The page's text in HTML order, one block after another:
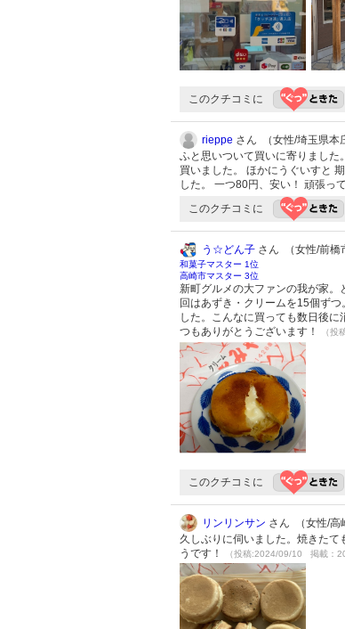
このクチコミに
rieppe さん （女性/埼玉県本
ふと思いついて買いに寄りまし
買いました。 ほかにうぐいすと
した。 一つ80円、安い！ 頑張っ
このクチコミに
う☆どん子 さん （女性/前橋
和菓子マスター 1位
高崎市マスター 3位
新町グルメの大ファンの我が家
回はあずき・クリームを15個ず
した。こんなに買っても数日後
つもありがとうございます！
（
このクチコミに
リンリンサン さん （女性/高
久しぶりに伺いました。焼きた
うです！
（投稿:2024/09/10 掲載：